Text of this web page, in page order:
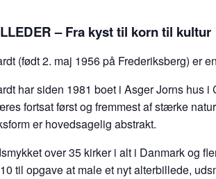
–Fra kyst til korn til kultur
(født 2. maj 1956 på Frederiksberg) er
har siden 1981 boet i Asger Jorns hus
fortsat først og fremmest af stærke
er hovedsagelig abstrakt.
over 35 kirker i alt i Danmark og
til opgave at male et nyt alterbillede,